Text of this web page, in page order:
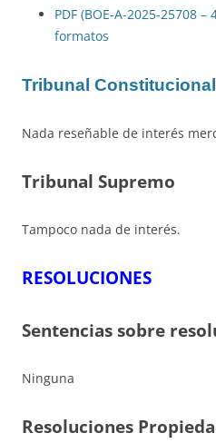
PDF (BOE-A-2025-25708 –
formatos
Tribunal Constitucional
Nada reseñable de interés
Tribunal Supremo
Tampoco nada de interés.
RESOLUCIONES
Sentencias sobre
Ninguna
Resoluciones